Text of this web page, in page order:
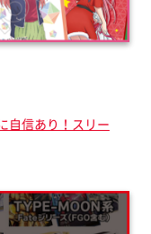
自信あり！スリー